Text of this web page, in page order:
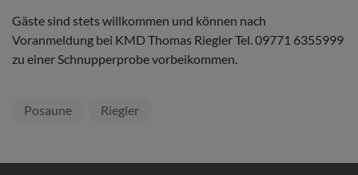
Gäste sind stets willkommen und können nach
Voranmeldung bei KMD Thomas Riegler Tel. 09771 6355999
zu einer Schnupperprobe vorbeikommen.
Posaune Riegler